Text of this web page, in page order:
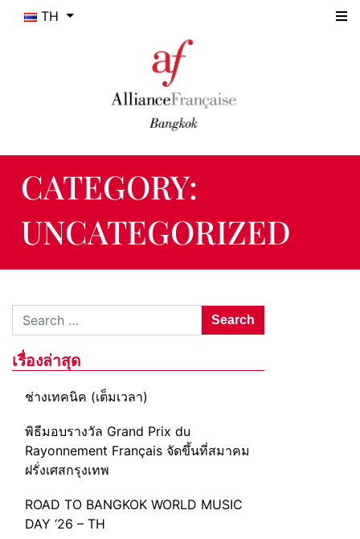
TH
CATEGORY:
UNCATEGORIZED
Search for:
เรื่องล่าสุด
ช่างเทคนิค (เต็มเวลา)
พิธีมอบรางวัล Grand Prix du
Rayonnement Français จัดขึ้นที่สมาคม
ฝรั่งเศสกรุงเทพ
ROAD TO BANGKOK WORLD MUSIC
DAY ‘26 – TH